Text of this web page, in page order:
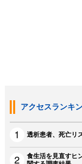
アクセスランキ
透析患者、死亡リ
食生活を見直すヒ